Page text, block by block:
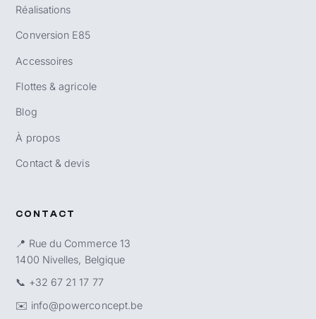
Réalisations
Conversion E85
Accessoires
Flottes & agricole
Blog
À propos
Contact & devis
CONTACT
📍 Rue du Commerce 13
1400 Nivelles, Belgique
📞 +32 67 21 17 77
✉️ info@powerconcept.be